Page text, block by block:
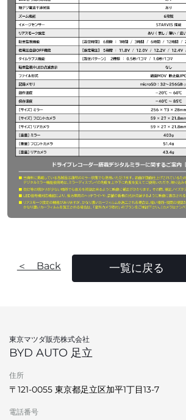
＜ Back 一覧に戻る
東京マツダ販売株式会社
BYD AUTO 足立
住所
〒121-0055 東京都足立区加平1丁目13‐7
電話番号